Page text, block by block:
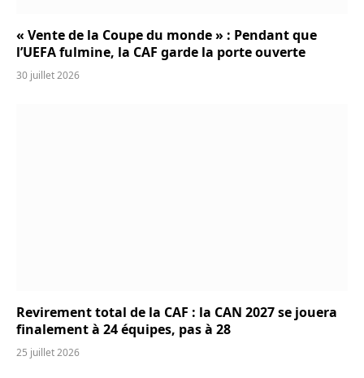
« Vente de la Coupe du monde » : Pendant que
l’UEFA fulmine, la CAF garde la porte ouverte
30 juillet 2026
Revirement total de la CAF : la CAN 2027 se jouera
finalement à 24 équipes, pas à 28
25 juillet 2026